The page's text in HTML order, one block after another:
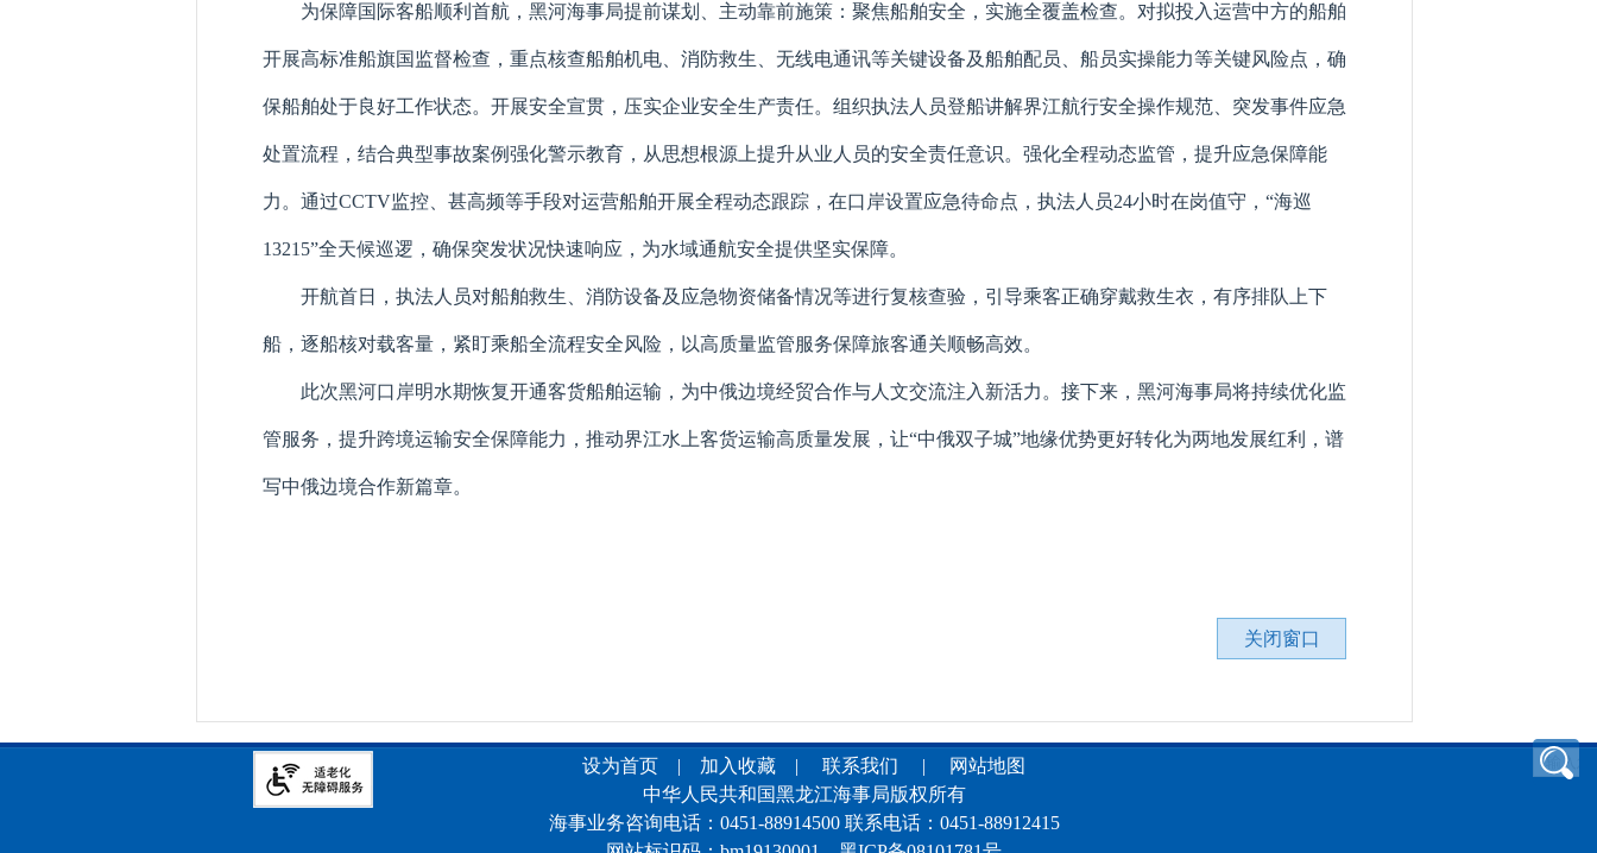
为保障国际客船顺利首航，黑河海事局提前谋划、主动靠前施策：聚焦船舶安全，实施全覆盖检查。对拟投入运营中方的船舶
开展高标准船旗国监督检查，重点核查船舶机电、消防救生、无线电通讯等关键设备及船舶配员、船员实操能力等关键风险点，确
保船舶处于良好工作状态。开展安全宣贯，压实企业安全生产责任。组织执法人员登船讲解界江航行安全操作规范、突发事件应急
处置流程，结合典型事故案例强化警示教育，从思想根源上提升从业人员的安全责任意识。强化全程动态监管，提升应急保障能
力。通过CCTV监控、甚高频等手段对运营船舶开展全程动态跟踪，在口岸设置应急待命点，执法人员24小时在岗值守，“海巡
13215”全天候巡逻，确保突发状况快速响应，为水域通航安全提供坚实保障。
开航首日，执法人员对船舶救生、消防设备及应急物资储备情况等进行复核查验，引导乘客正确穿戴救生衣，有序排队上下
船，逐船核对载客量，紧盯乘船全流程安全风险，以高质量监管服务保障旅客通关顺畅高效。
此次黑河口岸明水期恢复开通客货船舶运输，为中俄边境经贸合作与人文交流注入新活力。接下来，黑河海事局将持续优化监
管服务，提升跨境运输安全保障能力，推动界江水上客货运输高质量发展，让“中俄双子城”地缘优势更好转化为两地发展红利，谱
写中俄边境合作新篇章。
关闭窗口
设为首页 | 加入收藏 |联系我们 | 网站地图
中华人民共和国黑龙江海事局版权所有
海事业务咨询电话：0451-88914500 联系电话：0451-88912415